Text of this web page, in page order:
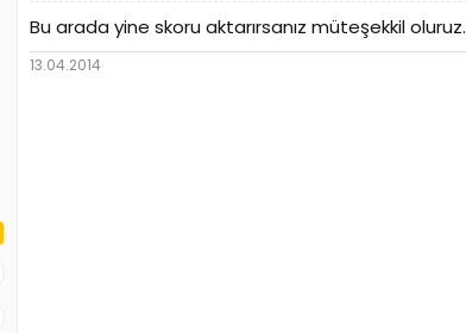
Bu arada yine skoru aktarırsanız müteşekkil oluruz.
13.04.2014